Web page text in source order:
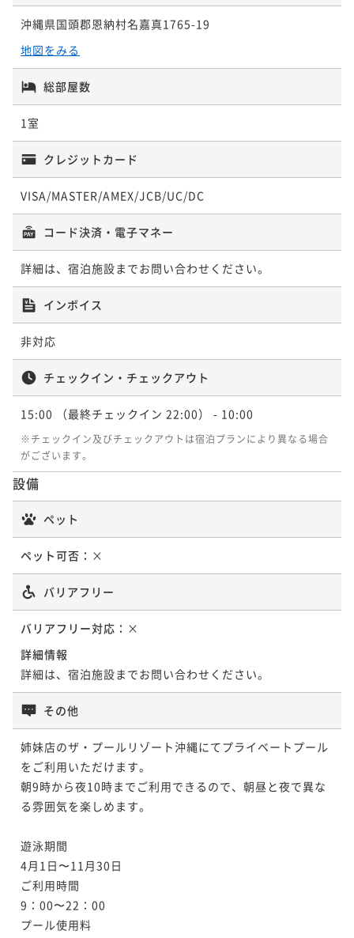
¥ 81,937 ~
【4連泊プラン】静かに流れる癒しの時間。大自然のペ
ンション連泊プラン！小学生のお子様無料！
【5連泊プラン】静かに流れる癒しの時間。大自然のペ
ンション連泊プラン！小学生のお子様無料！
素泊まり 現地決済可 事前決済可
IN 15:00 - 22:00 OUT10:00
沖縄県国頭郡恩納村名嘉真1765-19
地図をみる
総部屋数
1室
クレジットカード
VISA/MASTER/AMEX/JCB/UC/DC
コード決済・電子マネー
詳細は、宿泊施設までお問い合わせください。
インボイス
非対応
チェックイン・チェックアウト
15:00 （最終チェックイン 22:00） - 10:00
※チェックイン及びチェックアウトは宿泊プランにより異なる場合
がございます。
設備
ペット
ペット可否： ×
バリアフリー
バリアフリー対応： ×
詳細情報
詳細は、宿泊施設までお問い合わせください。
その他
姉妹店のザ・プールリゾート沖縄にてプライベートプール
をご利用いただけます。
朝9時から夜10時までご利用できるので、朝昼と夜で異な
る雰囲気を楽しめます。
遊泳期間
4月1日〜11月30日
ご利用時間
9：00〜22：00
プール使用料